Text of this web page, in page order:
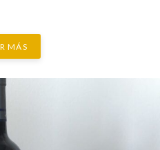
MÁS